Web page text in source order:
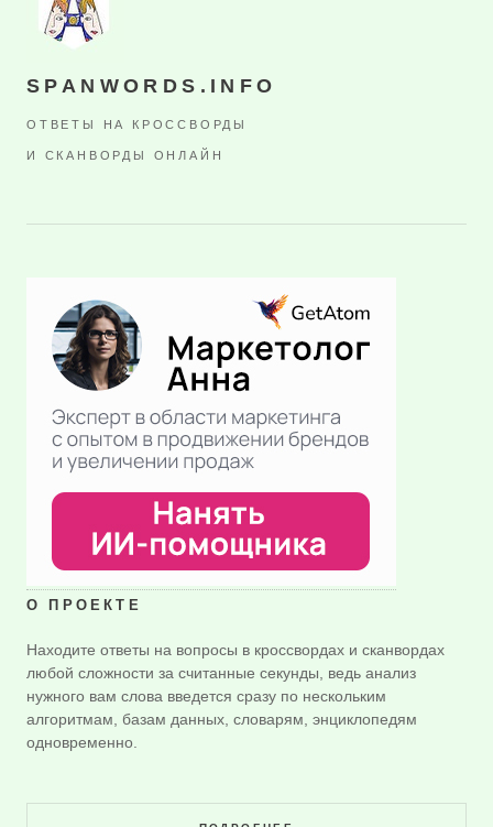
SPANWORDS.INFO
ОТВЕТЫ НА КРОССВОРДЫ
И СКАНВОРДЫ ОНЛАЙН
О ПРОЕКТЕ
Находите ответы на вопросы в кроссвордах и сканвордах
любой сложности за считанные секунды, ведь анализ
нужного вам слова введется сразу по нескольким
алгоритмам, базам данных, словарям, энциклопедям
одновременно.